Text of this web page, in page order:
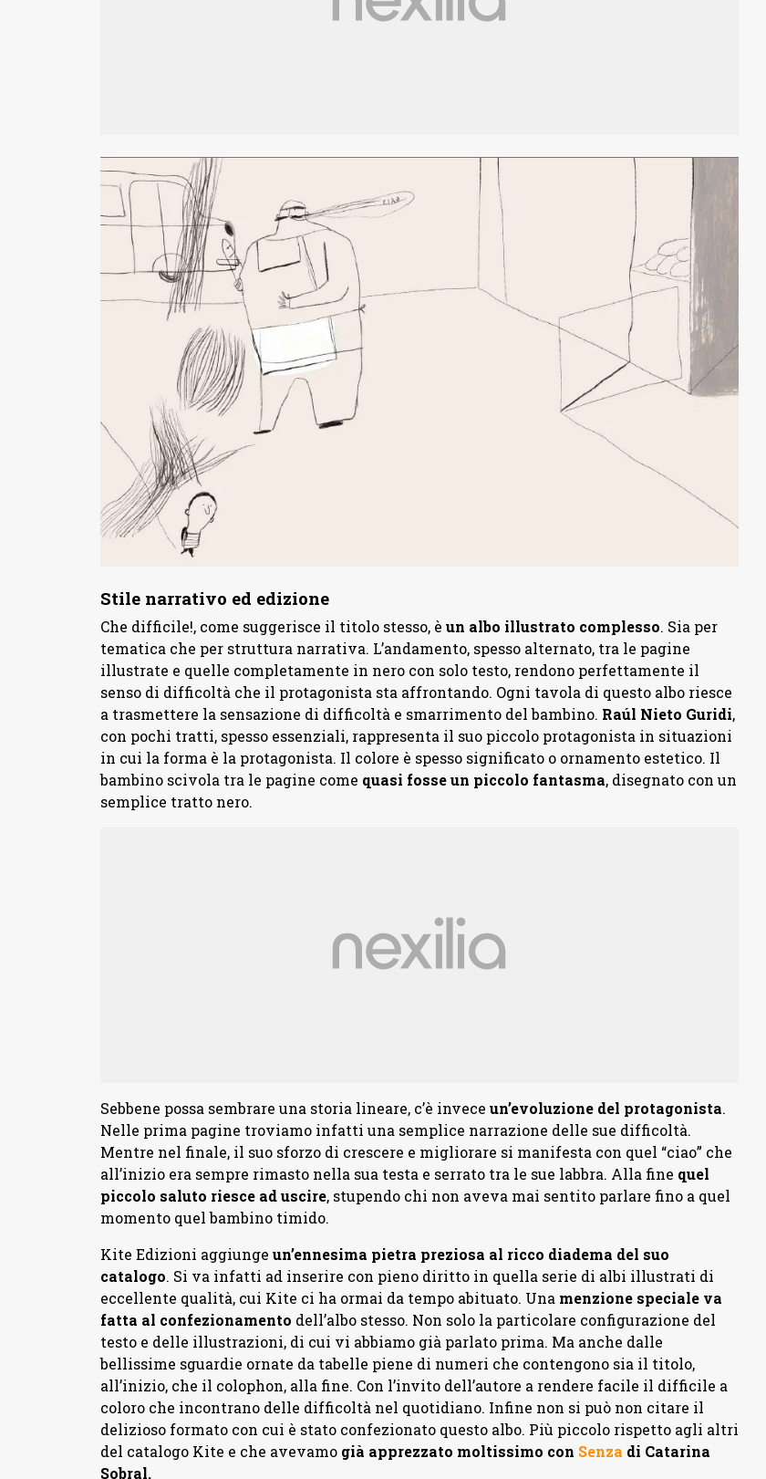
Stile narrativo ed edizione
Che difficile!, come suggerisce il titolo stesso, è un albo illustrato complesso. Sia per
tematica che per struttura narrativa. L’andamento, spesso alternato, tra le pagine
illustrate e quelle completamente in nero con solo testo, rendono perfettamente il
senso di difficoltà che il protagonista sta affrontando. Ogni tavola di questo albo riesce
a trasmettere la sensazione di difficoltà e smarrimento del bambino. Raúl Nieto Guridi,
con pochi tratti, spesso essenziali, rappresenta il suo piccolo protagonista in situazioni
in cui la forma è la protagonista. Il colore è spesso significato o ornamento estetico. Il
bambino scivola tra le pagine come quasi fosse un piccolo fantasma, disegnato con un
semplice tratto nero.
Sebbene possa sembrare una storia lineare, c’è invece un’evoluzione del protagonista.
Nelle prima pagine troviamo infatti una semplice narrazione delle sue difficoltà.
Mentre nel finale, il suo sforzo di crescere e migliorare si manifesta con quel “ciao” che
all’inizio era sempre rimasto nella sua testa e serrato tra le sue labbra. Alla fine quel
piccolo saluto riesce ad uscire, stupendo chi non aveva mai sentito parlare fino a quel
momento quel bambino timido.
Kite Edizioni aggiunge un’ennesima pietra preziosa al ricco diadema del suo
catalogo. Si va infatti ad inserire con pieno diritto in quella serie di albi illustrati di
eccellente qualità, cui Kite ci ha ormai da tempo abituato. Una menzione speciale va
fatta al confezionamento dell’albo stesso. Non solo la particolare configurazione del
testo e delle illustrazioni, di cui vi abbiamo già parlato prima. Ma anche dalle
bellissime sguardie ornate da tabelle piene di numeri che contengono sia il titolo,
all’inizio, che il colophon, alla fine. Con l’invito dell’autore a rendere facile il difficile a
coloro che incontrano delle difficoltà nel quotidiano. Infine non si può non citare il
delizioso formato con cui è stato confezionato questo albo. Più piccolo rispetto agli altri
del catalogo Kite e che avevamo già apprezzato moltissimo con Senza di Catarina
Sobral.